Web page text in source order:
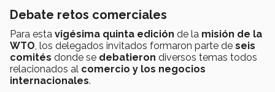
Debate retos comerciales
Para esta vigésima quinta edición de la misión de la
WTO, los delegados invitados formaron parte de seis
comités donde se debatieron diversos temas todos
relacionados al comercio y los negocios
internacionales.